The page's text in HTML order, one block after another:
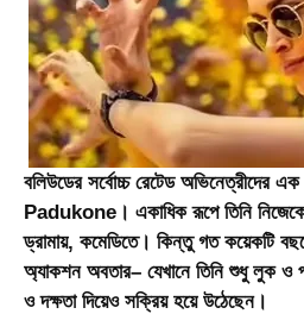
বলিউডের সর্বোচ্চ রেটেড
Padukone। একাধিক রূপে তিনি
ড্রামায়, কমেডিতে। কিন্তু গত কয়েকটি
অ্যাকশন অবতার– যেখানে তিনি শুধু লুক ও
ও দক্ষতা দিয়েও সক্রিয় হয়ে উঠেছেন।